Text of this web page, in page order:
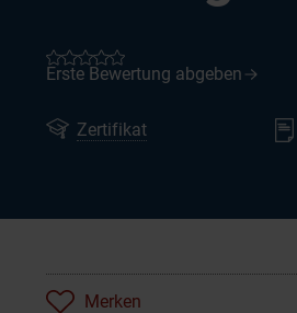
Zertifikat
Merken